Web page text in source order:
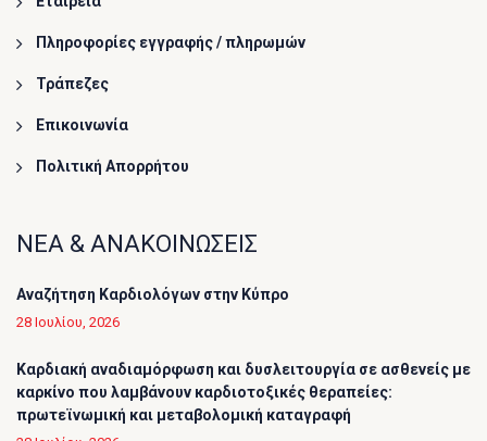
Πληροφορίες εγγραφής / πληρωμών
Τράπεζες
Επικοινωνία
Πολιτική Απορρήτου
ΝΕΑ & ΑΝΑΚΟΙΝΩΣΕΙΣ
Αναζήτηση Καρδιολόγων στην Κύπρο
28 Ιουλίου, 2026
Καρδιακή αναδιαμόρφωση και δυσλειτουργία σε ασθενείς με
καρκίνο που λαμβάνουν καρδιοτοξικές θεραπείες:
πρωτεϊνωμική και μεταβολομική καταγραφή